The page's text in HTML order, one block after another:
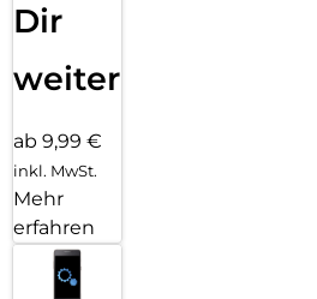
Dir
weiter
ab 9,99 €
inkl. MwSt.
Mehr
erfahren